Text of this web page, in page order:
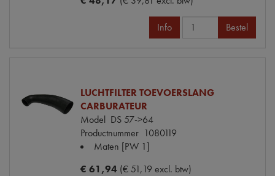
Info Bestel
LUCHTFILTER TOEVOERSLANG
CARBURATEUR
Model DS 57->64
Productnummer 1080119
Maten [PW 1]
€ 61,94 (€ 51,19 excl. btw)